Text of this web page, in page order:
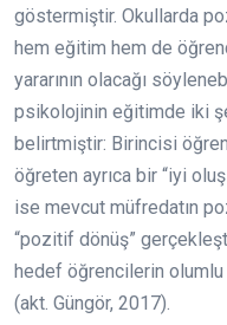
göstermiştir. Okullarda
hem eğitim hem de
yararının olacağı
psikolojinin eğitimde iki
belirtmiştir: Birincisi
öğreten ayrıca bir “iyi
ise mevcut müfredatın
“pozitif dönüş”
hedef öğrencilerin olumlu
(akt. Güngör, 2017).